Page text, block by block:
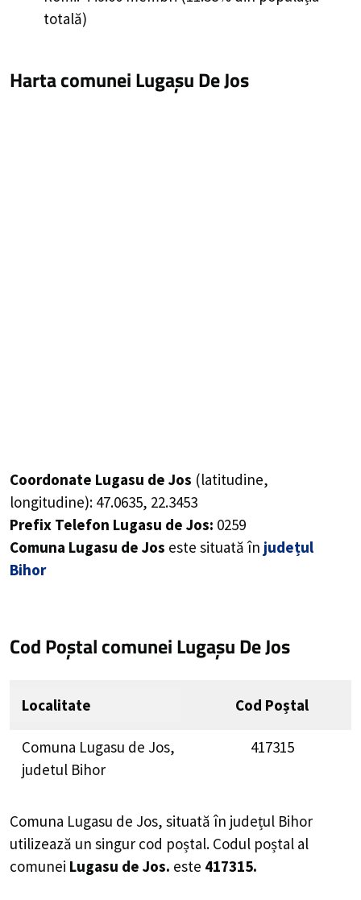
totală)
Harta comunei Lugașu De Jos
Coordonate Lugasu de Jos (latitudine,
longitudine): 47.0635, 22.3453
Prefix Telefon Lugasu de Jos: 0259
Comuna Lugasu de Jos este situată în județul
Bihor
Cod Poștal comunei Lugașu De Jos
Localitate Cod Poștal
Comuna Lugasu de Jos,
judetul Bihor
417315
Comuna Lugasu de Jos, situată în județul Bihor
utilizează un singur cod poștal. Codul poștal al
comunei Lugasu de Jos. este 417315.